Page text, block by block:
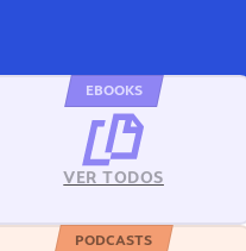
EBOOKS
VER TODOS
PODCASTS